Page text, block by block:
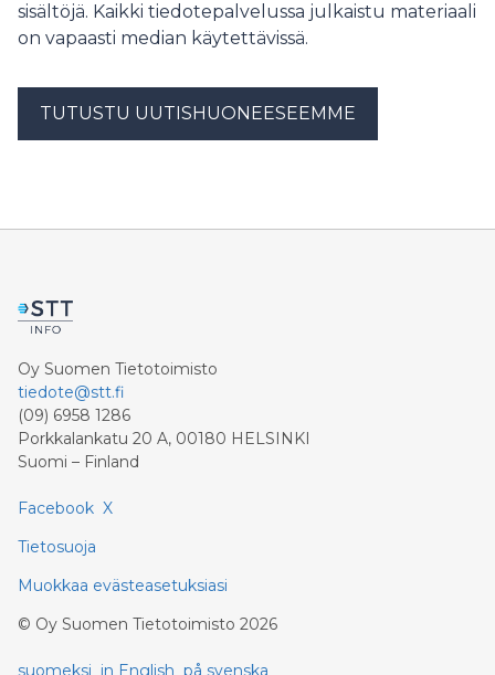
sisältöjä. Kaikki tiedotepalvelussa julkaistu materiaali
on vapaasti median käytettävissä.
TUTUSTU UUTISHUONEESEEMME
Oy Suomen Tietotoimisto
tiedote@stt.fi
(09) 6958 1286
Porkkalankatu 20 A, 00180 HELSINKI
Suomi – Finland
Facebook X
Tietosuoja
Muokkaa evästeasetuksiasi
© Oy Suomen Tietotoimisto 2026